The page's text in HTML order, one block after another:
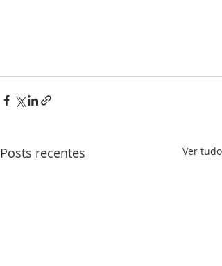
Posts recentes Ver tudo